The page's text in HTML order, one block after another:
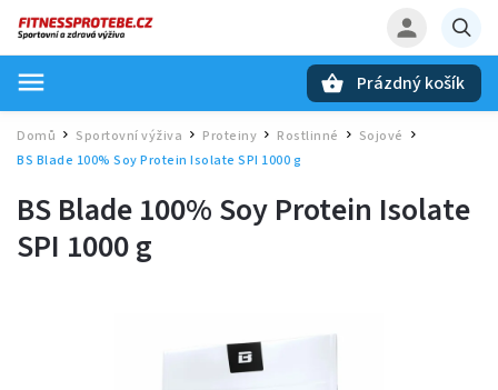
Prázdný košík
Domů / Sportovní výživa / Proteiny / Rostlinné Sojové
BS Blade 100% Soy Protein Isolate SPI 1000 g
BS Blade 100% Soy Protein Isolate
SPI 1000 g